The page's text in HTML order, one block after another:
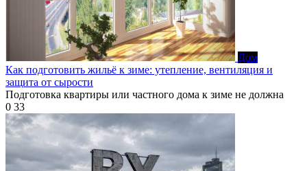
Дом
Как подготовить жильё к зиме: утепление, вентиляция и
защита от сырости
Подготовка квартиры или частного дома к зиме не должна
0 33